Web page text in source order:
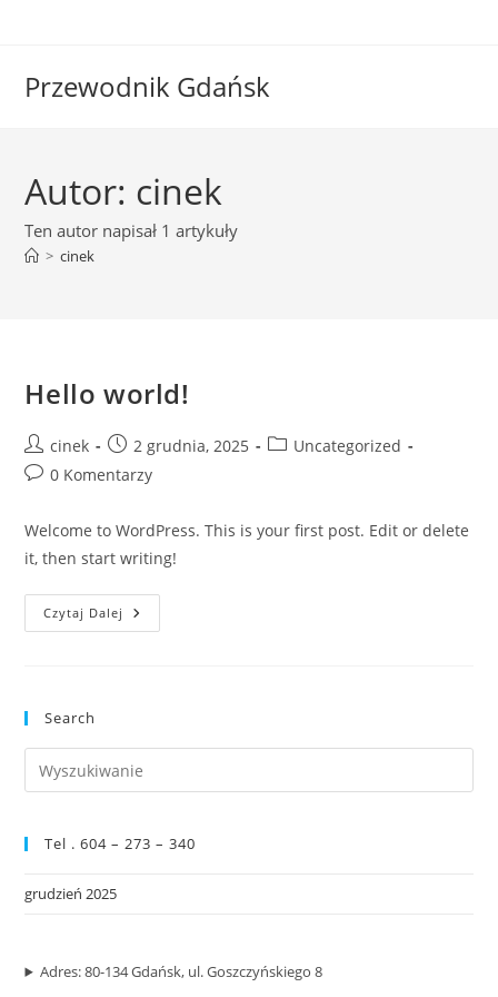
Przewodnik Gdańsk
Autor: cinek
Ten autor napisał 1 artykuły
> cinek
Hello world!
Post
author:
cinek
Post
published:
2 grudnia, 2025
PostUncategorized
Post0 Komentarzy
Welcome to WordPress. This is your first post. Edit or delete
it, then start writing!
Czytaj Dalej Hello
World!
Search
Tel . 604 – 273 – 340
grudzień 2025
Adres: 80-134 Gdańsk, ul. Goszczyńskiego 8